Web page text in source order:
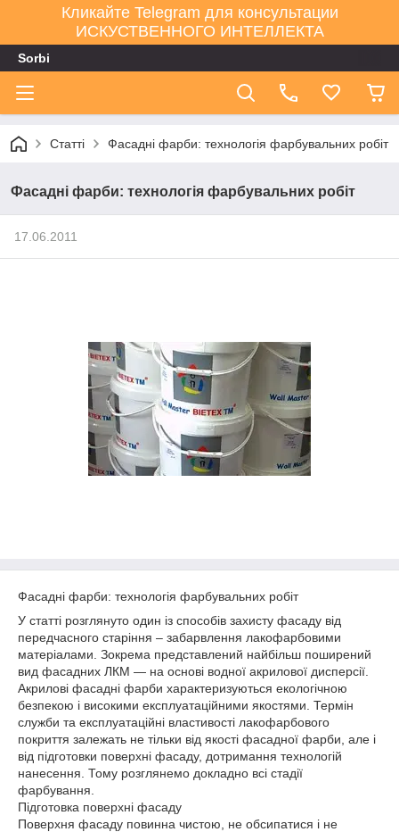
Кликайте Telegram для консультации
ИСКУСТВЕННОГО ИНТЕЛЛЕКТА
Sorbi
Статті Фасадні фарби: технологія фарбувальних робіт
Фасадні фарби: технологія фарбувальних робіт
17.06.2011
Фасадні фарби: технологія фарбувальних робіт
У статті розглянуто один із способів захисту фасаду від
передчасного старіння – забарвлення лакофарбовими
матеріалами. Зокрема представлений найбільш поширений
вид фасадних ЛКМ — на основі водної акрилової дисперсії.
Акрилові фасадні фарби характеризуються екологічною
безпекою і високими експлуатаційними якостями. Термін
служби та експлуатаційні властивості лакофарбового
покриття залежать не тільки від якості фасадної фарби, але і
від підготовки поверхні фасаду, дотримання технологій
нанесення. Тому розглянемо докладно всі стадії
фарбування.
Підготовка поверхні фасаду
Поверхня фасаду повинна чистою, не обсипатися і не